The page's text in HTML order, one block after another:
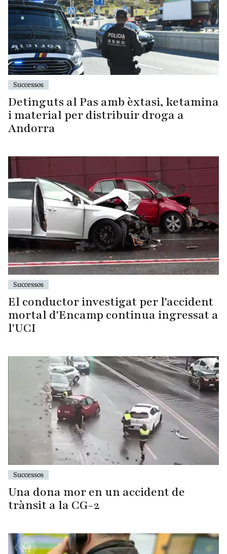
Successos
Detinguts al Pas amb èxtasi, ketamina
i material per distribuir droga a
Andorra
Successos
El conductor investigat per l'accident
mortal d'Encamp continua ingressat a
l'UCI
Successos
Una dona mor en un accident de
trànsit a la CG-2